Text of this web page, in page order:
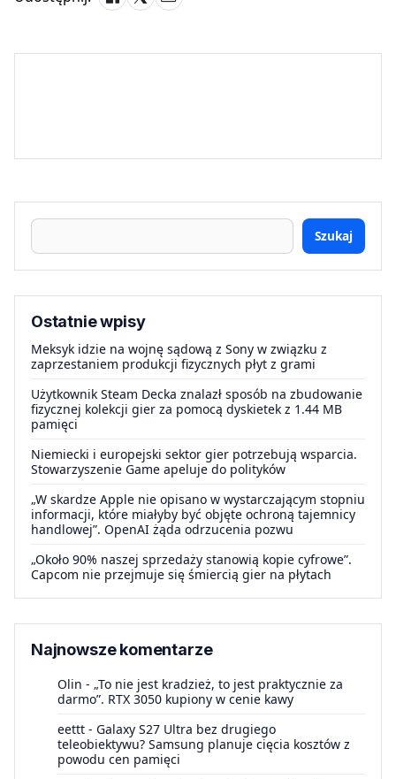
Szukaj
Ostatnie wpisy
Meksyk idzie na wojnę sądową z Sony w związku z
zaprzestaniem produkcji fizycznych płyt z grami
Użytkownik Steam Decka znalazł sposób na zbudowanie
fizycznej kolekcji gier za pomocą dyskietek z 1.44 MB
pamięci
Niemiecki i europejski sektor gier potrzebują wsparcia.
Stowarzyszenie Game apeluje do polityków
„W skardze Apple nie opisano w wystarczającym stopniu
informacji, które miałyby być objęte ochroną tajemnicy
handlowej”. OpenAI żąda odrzucenia pozwu
„Około 90% naszej sprzedaży stanowią kopie cyfrowe”.
Capcom nie przejmuje się śmiercią gier na płytach
Najnowsze komentarze
Olin - „To nie jest kradzież, to jest praktycznie za
darmo”. RTX 3050 kupiony w cenie kawy
eettt - Galaxy S27 Ultra bez drugiego
teleobiektywu? Samsung planuje cięcia kosztów z
powodu cen pamięci